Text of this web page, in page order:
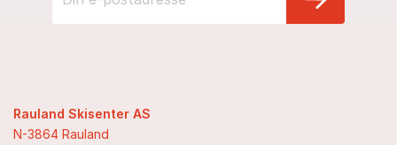
Rauland Skisenter AS
N-3864 Rauland